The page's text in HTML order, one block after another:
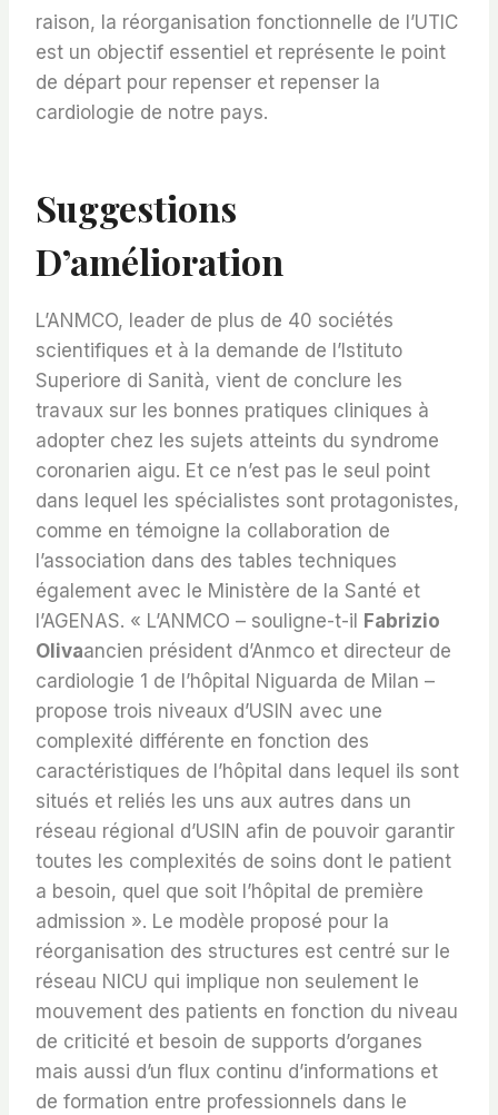
raison, la réorganisation fonctionnelle de l’UTIC
est un objectif essentiel et représente le point
de départ pour repenser et repenser la
cardiologie de notre pays.
Suggestions
D’amélioration
L’ANMCO, leader de plus de 40 sociétés
scientifiques et à la demande de l’Istituto
Superiore di Sanità, vient de conclure les
travaux sur les bonnes pratiques cliniques à
adopter chez les sujets atteints du syndrome
coronarien aigu. Et ce n’est pas le seul point
dans lequel les spécialistes sont protagonistes,
comme en témoigne la collaboration de
l’association dans des tables techniques
également avec le Ministère de la Santé et
l’AGENAS. « L’ANMCO – souligne-t-il
Fabrizio
Olivaancien président d’Anmco et directeur de
cardiologie 1 de l’hôpital Niguarda de Milan –
propose trois niveaux d’USIN avec une
complexité différente en fonction des
caractéristiques de l’hôpital dans lequel ils sont
situés et reliés les uns aux autres dans un
réseau régional d’USIN afin de pouvoir garantir
toutes les complexités de soins dont le patient
a besoin, quel que soit l’hôpital de première
admission ». Le modèle proposé pour la
réorganisation des structures est centré sur le
réseau NICU qui implique non seulement le
mouvement des patients en fonction du niveau
de criticité et besoin de supports d’organes
mais aussi d’un flux continu d’informations et
de formation entre professionnels dans le